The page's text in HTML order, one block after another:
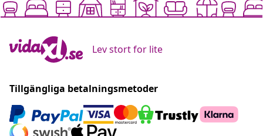
Lev stort for lite
Tillgängliga betalningsmetoder